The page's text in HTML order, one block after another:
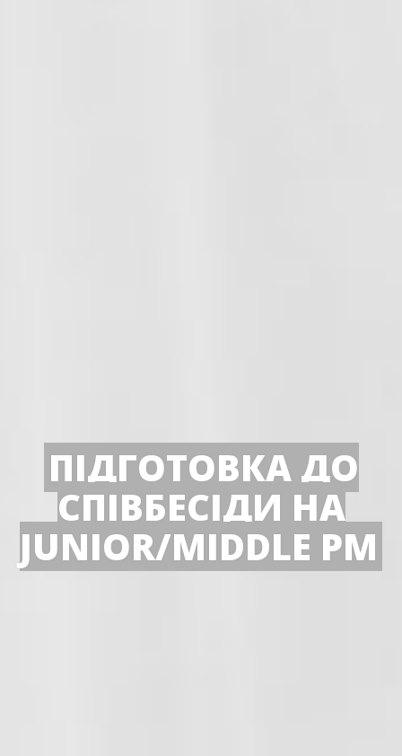
ПІДГОТОВКА ДО
СПІВБЕСІДИ НА
JUNIOR/MIDDLE РМ